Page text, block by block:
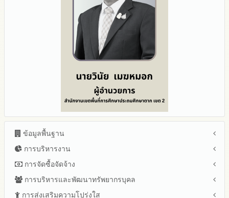
ข้อมูลพื้นฐาน
โครงสร้าง หน้าที่และอำนาจ
ข้อมูลผู้บริหาร
ข้อมูลการติดต่อและ ช่องทางการสอบถาม
การบริหารงาน
แผนยุทธศาสตร์หรือแผนพัฒนาสำนักงานเขตพื้นที่การศึกษา
แผนและความก้าวหน้าในการดำเนินงานและการใช้งบประมาณ
การจัดซื้อจัดจ้าง
สรุปผลการจัดซื้อจัดจ้างหรือการจัดหาพัสดุรายเดือน ประจำ
ปีงบประมาณ พ.ศ.2569 (แบบ สขร.1)
การบริหารและพัฒนาทรัพยากรบุคล
หลักเกณฑ์และแผนการบริหารและพัฒนาทรัพยากรบุคลล ประจำ
การส่งเสริมความโปร่งใส